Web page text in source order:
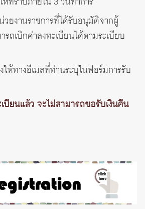
วยงานราชการที่ได้รับอนุมัติจากผู้
ถเบิกค่าลงทะเบียนได้ตามระเบียบ
ให้ทางอีเมลที่ท่านระบุในฟอร์มการรับ
เบียนแล้ว จะไม่สามารถขอรับเงินคืน